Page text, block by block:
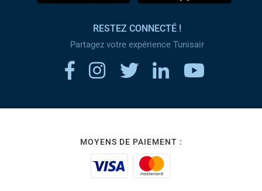
RESTEZ CONNECTÉ !
Partagez votre expérience Tunisair
MOYENS DE PAIEMENT :